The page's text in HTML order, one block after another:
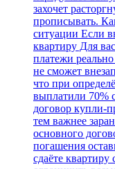
захочет
прописывать.
ситуации Если
квартиру Для
платежи
не сможет
что при
выплатили 70%
договор
тем важнее
основного
погашения
сдаёте